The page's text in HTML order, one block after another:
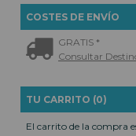
COSTES DE ENVÍO
GRATIS *
Consultar
TU CARRITO (0)
El carrito de la compra